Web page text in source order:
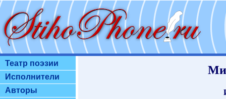
Театр поэзии
Исполнители
Авторы